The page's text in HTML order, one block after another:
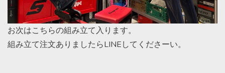
お次はこちらの組み立て入ります。
組み立て注文ありましたらLINEしてくださーい。